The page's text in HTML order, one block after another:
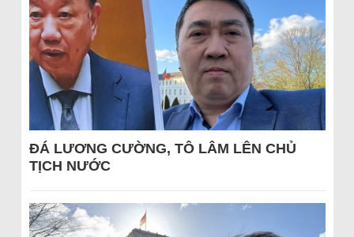
ĐÁ LƯƠNG CƯỜNG, TÔ LÂM LÊN CHỦ
TỊCH NƯỚC